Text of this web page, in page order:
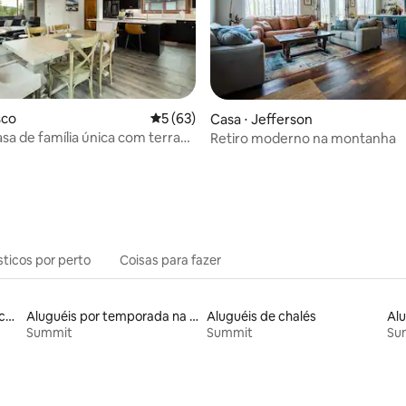
de 5, 86 avaliações5 de uma avaliação média de 5, 63
5 (63)
de família única com terraço
Casa ⋅ Jefferson
Retiro moderno na montanha
por perto Coisas para fazer
Locações por temporada com piscina
Aluguéis por temporada na orla
Summit
Aluguéis de chalés
Summit